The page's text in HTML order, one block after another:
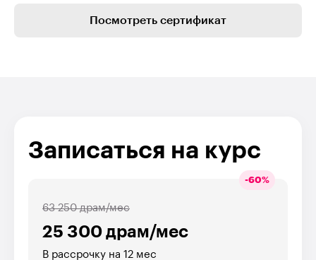
Посмотреть сертификат
Записаться на курс
-60%
25 300 драм/мес
63 250 драм/мес
В рассрочку на 12 мес